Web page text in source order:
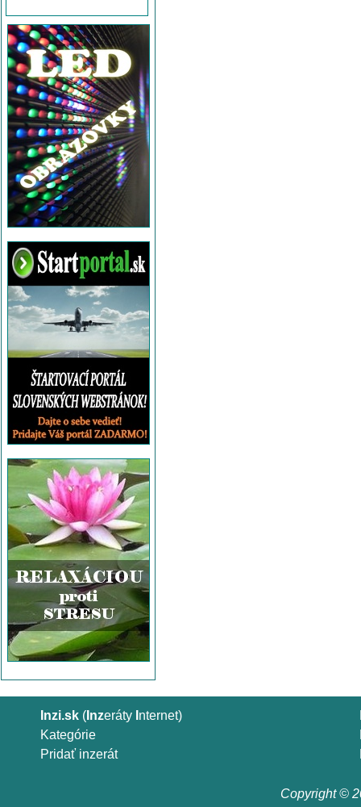
Inzi.sk ( Inzeráty nternet)
Kategórie
Pridať inzerát
Copyright ©